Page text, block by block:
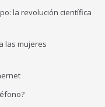
la revolución científica
las mujeres